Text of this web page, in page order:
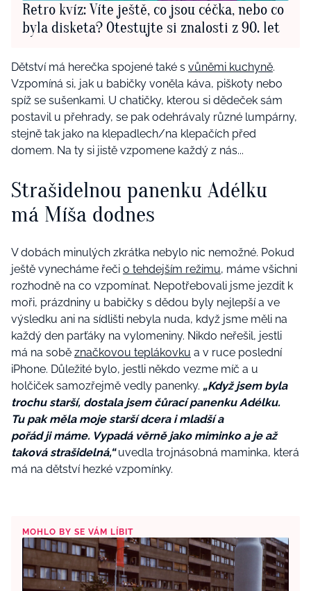
Retro kvíz: Víte ještě, co jsou céčka, nebo co
byla disketa? Otestujte si znalosti z 90. let
Dětství má herečka spojené také s vůněmi kuchyně.
Vzpomíná si, jak u babičky voněla káva, piškoty nebo
spíž se sušenkami. U chatičky, kterou si dědeček sám
postavil u přehrady, se pak odehrávaly různé lumpárny,
stejně tak jako na klepadlech/na klepačích před
domem. Na ty si jistě vzpomene každý z nás...
Strašidelnou panenku Adélku
má Míša dodnes
V dobách minulých zkrátka nebylo nic nemožné. Pokud
ještě vynecháme řeči o tehdejším režimu, máme všichni
rozhodně na co vzpomínat. Nepotřebovali jsme jezdit k
moři, prázdniny u babičky s dědou byly nejlepší a ve
výsledku ani na sídlišti nebyla nuda, když jsme měli na
každý den parťáky na vylomeniny. Nikdo neřešil, jestli
má na sobě značkovou teplákovku a v ruce poslední
iPhone. Důležité bylo, jestli někdo vezme míč a u
holčiček samozřejmě vedly panenky. „Když jsem byla
trochu starší, dostala jsem čůrací panenku Adélku.
Tu pak měla moje starší dcera i mladší a
pořád ji máme. Vypadá věrně jako miminko a je až
taková strašidelná,“uvedla trojnásobná maminka, která
má na dětství hezké vzpomínky.
MOHLO BY SE VÁM LÍBIT